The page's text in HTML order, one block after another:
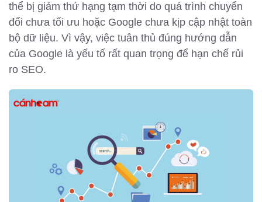
thể bị giảm thứ hạng tạm thời do quá trình chuyển
đổi chưa tối ưu hoặc Google chưa kịp cập nhật toàn
bộ dữ liệu. Vì vậy, việc tuân thủ đúng hướng dẫn
của Google là yếu tố rất quan trọng để hạn chế rủi
ro SEO.